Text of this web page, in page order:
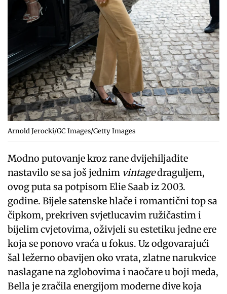
Arnold Jerocki/GC Images/Getty Images
Modno putovanje kroz rane dvijehiljadite
nastavilo se sa još jednim vintagedraguljem,
ovog puta sa potpisom Elie Saab iz 2003.
godine. Bijele satenske hlače i romantični top sa
čipkom, prekriven svjetlucavim ružičastim i
bijelim cvjetovima, oživjeli su estetiku jedne ere
koja se ponovo vraća u fokus. Uz odgovarajući
šal ležerno obavijen oko vrata, zlatne narukvice
naslagane na zglobovima i naočare u boji meda,
Bella je zračila energijom moderne dive koja